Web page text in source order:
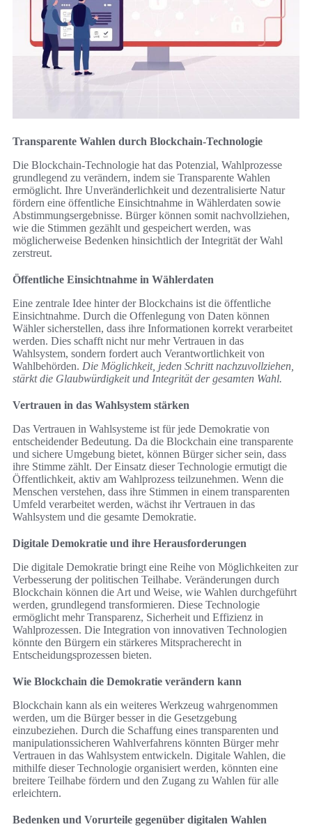
Transparente Wahlen durch Blockchain-Technologie
Die Blockchain-Technologie hat das Potenzial, Wahlprozesse
grundlegend zu verändern, indem sie Transparente Wahlen
ermöglicht. Ihre Unveränderlichkeit und dezentralisierte Natur
fördern eine öffentliche Einsichtnahme in Wählerdaten sowie
Abstimmungsergebnisse. Bürger können somit nachvollziehen,
wie die Stimmen gezählt und gespeichert werden, was
möglicherweise Bedenken hinsichtlich der Integrität der Wahl
zerstreut.
Öffentliche Einsichtnahme in Wählerdaten
Eine zentrale Idee hinter der Blockchains ist die öffentliche
Einsichtnahme. Durch die Offenlegung von Daten können
Wähler sicherstellen, dass ihre Informationen korrekt verarbeitet
werden. Dies schafft nicht nur mehr Vertrauen in das
Wahlsystem, sondern fordert auch Verantwortlichkeit von
Wahlbehörden. Die Möglichkeit, jeden Schritt nachzuvollziehen,
stärkt die Glaubwürdigkeit und Integrität der gesamten Wahl.
Vertrauen in das Wahlsystem stärken
Das Vertrauen in Wahlsysteme ist für jede Demokratie von
entscheidender Bedeutung. Da die Blockchain eine transparente
und sichere Umgebung bietet, können Bürger sicher sein, dass
ihre Stimme zählt. Der Einsatz dieser Technologie ermutigt die
Öffentlichkeit, aktiv am Wahlprozess teilzunehmen. Wenn die
Menschen verstehen, dass ihre Stimmen in einem transparenten
Umfeld verarbeitet werden, wächst ihr Vertrauen in das
Wahlsystem und die gesamte Demokratie.
Digitale Demokratie und ihre Herausforderungen
Die digitale Demokratie bringt eine Reihe von Möglichkeiten zur
Verbesserung der politischen Teilhabe. Veränderungen durch
Blockchain können die Art und Weise, wie Wahlen durchgeführt
werden, grundlegend transformieren. Diese Technologie
ermöglicht mehr Transparenz, Sicherheit und Effizienz in
Wahlprozessen. Die Integration von innovativen Technologien
könnte den Bürgern ein stärkeres Mitspracherecht in
Entscheidungsprozessen bieten.
Wie Blockchain die Demokratie verändern kann
Blockchain kann als ein weiteres Werkzeug wahrgenommen
werden, um die Bürger besser in die Gesetzgebung
einzubeziehen. Durch die Schaffung eines transparenten und
manipulationssicheren Wahlverfahrens könnten Bürger mehr
Vertrauen in das Wahlsystem entwickeln. Digitale Wahlen, die
mithilfe dieser Technologie organisiert werden, könnten eine
breitere Teilhabe fördern und den Zugang zu Wahlen für alle
erleichtern.
Bedenken und Vorurteile gegenüber digitalen Wahlen